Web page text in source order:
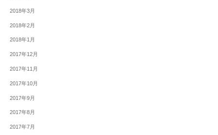
2018年3月
2018年2月
2018年1月
2017年12月
2017年11月
2017年10月
2017年9月
2017年8月
2017年7月